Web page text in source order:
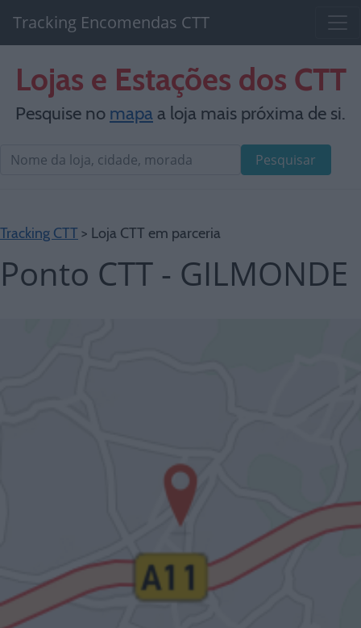
Tracking Encomendas CTT
Lojas e Estações dos CTT
Pesquise no mapaa loja mais próxima de si.
Pesquisar
Tracking CTT > Loja CTT em parceria
Ponto CTT - GILMONDE